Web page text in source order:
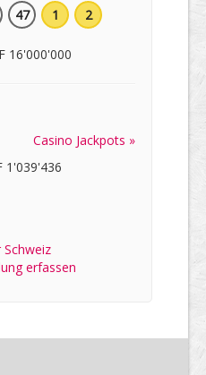
47 1 2
16'000'000
Casino Jackpots »
1'039'436
erfassen